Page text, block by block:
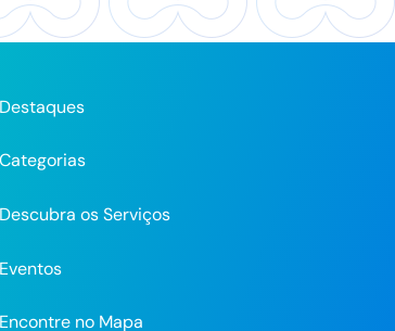
Destaques
Categorias
Descubra os Serviços
Eventos
Encontre no Mapa